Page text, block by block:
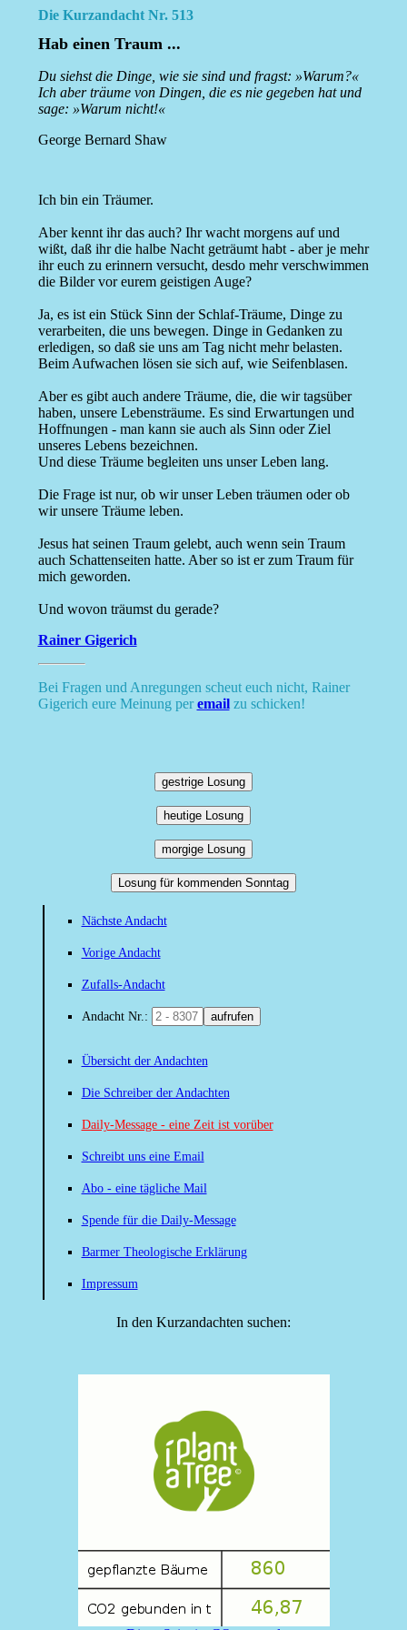
Die Kurzandacht Nr. 513
Hab einen Traum ...
Du siehst die Dinge, wie sie sind und fragst: »Warum?«
Ich aber träume von Dingen, die es nie gegeben hat und
sage: »Warum nicht!«
George Bernard Shaw
Ich bin ein Träumer.
Aber kennt ihr das auch? Ihr wacht morgens auf und
wißt, daß ihr die halbe Nacht geträumt habt - aber je mehr
ihr euch zu erinnern versucht, desdo mehr verschwimmen
die Bilder vor eurem geistigen Auge?
Ja, es ist ein Stück Sinn der Schlaf-Träume, Dinge zu
verarbeiten, die uns bewegen. Dinge in Gedanken zu
erledigen, so daß sie uns am Tag nicht mehr belasten.
Beim Aufwachen lösen sie sich auf, wie Seifenblasen.
Aber es gibt auch andere Träume, die, die wir tagsüber
haben, unsere Lebensträume. Es sind Erwartungen und
Hoffnungen - man kann sie auch als Sinn oder Ziel
unseres Lebens bezeichnen.
Und diese Träume begleiten uns unser Leben lang.
Die Frage ist nur, ob wir unser Leben träumen oder ob
wir unsere Träume leben.
Jesus hat seinen Traum gelebt, auch wenn sein Traum
auch Schattenseiten hatte. Aber so ist er zum Traum für
mich geworden.
Und wovon träumst du gerade?
Rainer Gigerich
Bei Fragen und Anregungen scheut euch nicht, Rainer
Gigerich eure Meinung peremailzu schicken!
gestrige Losung
heutige Losung
morgige Losung
Losung für kommenden Sonntag
Nächste Andacht
Vorige Andacht
Zufalls-Andacht
Andacht Nr.: aufrufen
Übersicht der Andachten
Die Schreiber der Andachten
Daily-Message - eine Zeit ist vorüber
Schreibt uns eine Email
Abo - eine tägliche Mail
Spende für die Daily-Message
Barmer Theologische Erklärung
Impressum
In den Kurzandachten suchen: